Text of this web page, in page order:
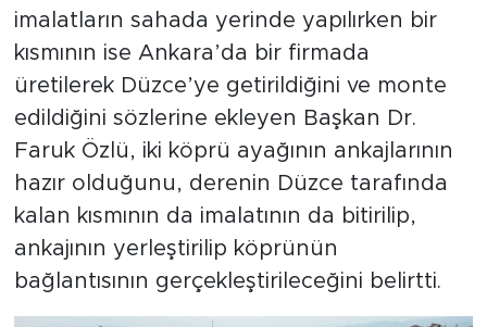
imalatların sahada yerinde yapılırken bir
kısmının ise Ankara’da bir firmada
üretilerek Düzce’ye getirildiğini ve monte
edildiğini sözlerine ekleyen Başkan Dr.
Faruk Özlü, iki köprü ayağının ankajlarının
hazır olduğunu, derenin Düzce tarafında
kalan kısmının da imalatının da bitirilip,
ankajının yerleştirilip köprünün
bağlantısının gerçekleştirileceğini belirtti.